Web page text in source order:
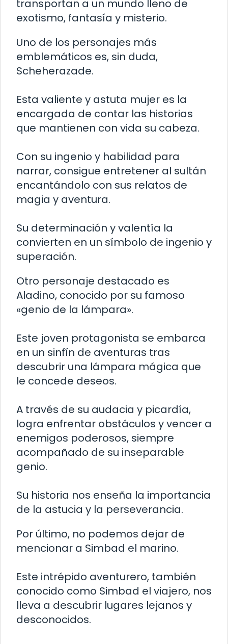
transportan a un mundo lleno de
exotismo, fantasía y misterio.
Uno de los personajes más
emblemáticos es, sin duda,
Scheherazade.
Esta valiente y astuta mujer es la
encargada de contar las historias
que mantienen con vida su cabeza.
Con su ingenio y habilidad para
narrar, consigue entretener al sultán
encantándolo con sus relatos de
magia y aventura.
Su determinación y valentía la
convierten en un símbolo de ingenio y
superación.
Otro personaje destacado es
Aladino, conocido por su famoso
«genio de la lámpara».
Este joven protagonista se embarca
en un sinfín de aventuras tras
descubrir una lámpara mágica que
le concede deseos.
A través de su audacia y picardía,
logra enfrentar obstáculos y vencer a
enemigos poderosos, siempre
acompañado de su inseparable
genio.
Su historia nos enseña la importancia
de la astucia y la perseverancia.
Por último, no podemos dejar de
mencionar a Simbad el marino.
Este intrépido aventurero, también
conocido como Simbad el viajero, nos
lleva a descubrir lugares lejanos y
desconocidos.